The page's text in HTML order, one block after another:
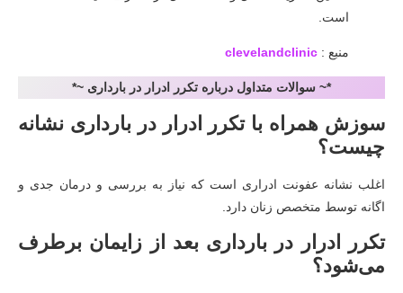
است.
منبع : clevelandclinic
*~ سوالات متداول درباره تکرر ادرار در بارداری ~*
سوزش همراه با تکرر ادرار در بارداری نشانه
چیست؟
اغلب نشانه عفونت ادراری است که نیاز به بررسی و درمان جدی و
اگانه توسط متخصص زنان دارد.
تکرر ادرار در بارداری بعد از زایمان برطرف
می‌شود؟